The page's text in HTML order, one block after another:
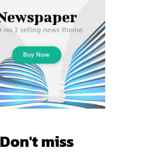
Don't miss